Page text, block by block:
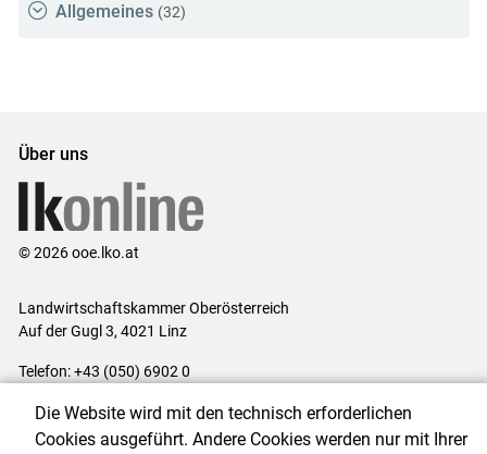
Allgemeines (32)
Über uns
© 2026 ooe.lko.at
Landwirtschaftskammer Oberösterreich
Auf der Gugl 3, 4021 Linz
Telefon: +43 (050) 6902 0
Impressum|Kontakt|Gewinnspiele|Datenschutzerklärung |
Die Website wird mit den technisch erforderlichen
Cookies ausgeführt. Andere Cookies werden nur mit Ihrer